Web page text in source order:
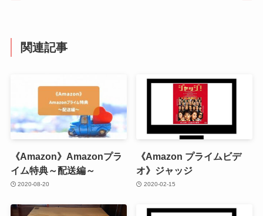
関連記事
《Amazon》Amazonプラ
イム特典～配送編～
2020-08-20
《Amazon プライムビデ
オ》ジャッジ
2020-02-15